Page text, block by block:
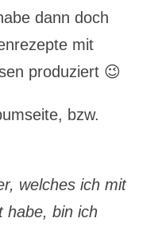
dann doch
mit
produziert 😉
bzw.
welches ich mit
habe, bin ich